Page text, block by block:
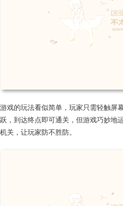
游戏的玩法看似简单，玩家只需轻触屏
跃，到达终点即可通关，但游戏巧妙地
机关，让玩家防不胜防。